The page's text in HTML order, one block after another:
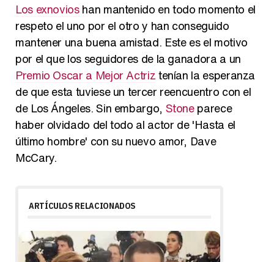
Los exnovioshan mantenido en todo momento el
respeto el uno por el otro y han conseguido
mantener una buena amistad. Este es el motivo
por el que los seguidores de la ganadora a un
Premio Oscar a Mejor Actriztenían la esperanza
de que esta tuviese un tercer reencuentro con el
de Los Ángeles. Sin embargo, Stoneparece
haber olvidado del todo al actor de 'Hasta el
último hombre' con su nuevo amor, Dave
McCary.
ARTÍCULOS RELACIONADOS